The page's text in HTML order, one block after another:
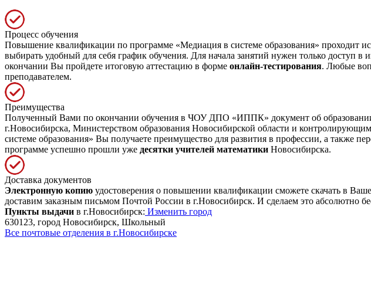
Процесс обучения
Повышение квалификации по программе «Медиация в системе образования» проходит
выбирать удобный для себя график обучения. Для начала занятий нужен только доступ в
окончании Вы пройдете итоговую аттестацию в форме онлайн-тестирования. Любые
преподавателем.
Преимущества
Полученный Вами по окончании обучения в ЧОУ ДПО «ИППК» документ об образовании
г.Новосибирска, Министерством образования Новосибирской области и
системе образования» Вы получаете преимущество для развития в профессии, а также
программе успешно прошли уже десятки учителей математики Новосибирска.
Доставка документов
Электронную копию удостоверения о повышении квалификации сможете скачать в
доставим заказным письмом Почтой России в г.Новосибирск. И сделаем это абсолютно
Пункты выдачи в г.Новосибирск: Изменить город
630123, город Новосибирск, Школьный
Все почтовые отделения в г.Новосибирске